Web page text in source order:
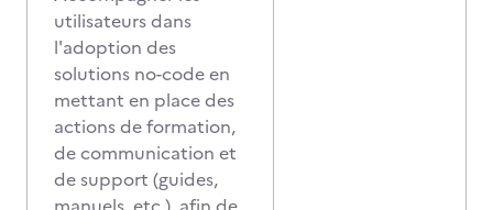
utilisateurs dans
l'adoption des
solutions no-code en
mettant en place des
actions de formation,
de communication et
de support (guides,